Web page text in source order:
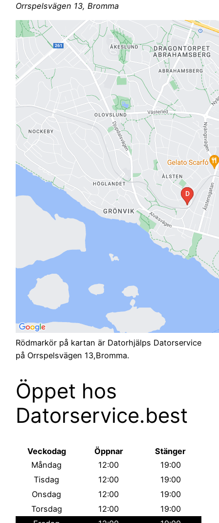
Orrspelsvägen 13, Bromma
Rödmarkör på kartan är Datorhjälps Datorservice
på Orrspelsvägen 13,Bromma.
Öppet hos
Datorservice.best
Veckodag Öppnar
Stänger
Måndag
12:00
19:00
Tisdag
12:00
19:00
Onsdag
12:00
19:00
Torsdag
12:00
19:00